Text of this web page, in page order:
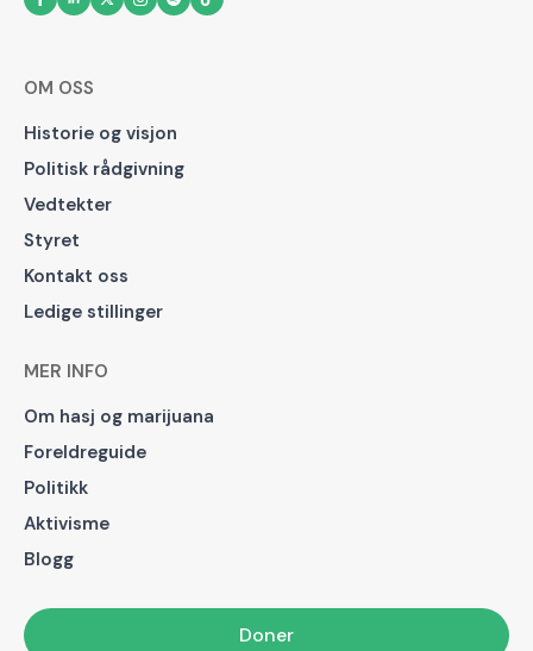
OM OSS
Historie og visjon
Politisk rådgivning
Vedtekter
Styret
Kontakt oss
Ledige stillinger
MER INFO
Om hasj og marijuana
Foreldreguide
Politikk
Aktivisme
Blogg
Doner